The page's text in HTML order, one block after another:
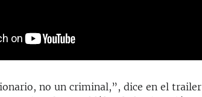
no un criminal,”, dice en el